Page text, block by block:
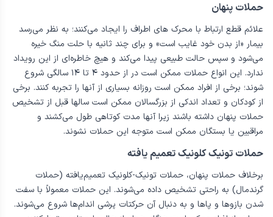
حملات پنهان
علائم قطع ارتباط با محرک های اطراف را ایجاد می‌کنند؛ به نظر می‌رسد
بیمار «از بدن خود غایب است» و برای چند ثانیه با حلت منگ خیره
می‌شود و سپس حالت طبیعی پیدا می‌کند و هیچ خاطره‌ای از این رویداد
ندارد. این انواع حملات ممکن است در از حدود ۴ تا ۱۴ سالگی شروع
شوند؛ برخی از افراد ممکن است روزانه بسیاری از آنها را تجربه کنند. برخی
از کودکان و تعداد اندکی از بزرگسالان ممکن است سالها قبل از تشخیص
حملات پنهان داشته باشند زیرا آنها مدت کوتاهی طول می‌کشند و
مراقبین یا بستگان ممکن است متوجه این حملات نشوند.
حملات تونیک کلونیک تعمیم یافته
برخلاف حملات پنهان، حملات تونیک-کلونیک تعمیم‌یافته ‌(حملات
گرندمال) به راحتی تشخیص داده می‌شوند. این حملات معمولاً با سفت
شدن بازوها و پاها و به دنبال آن حرکتات پرشی اندام‌ها شروع می‌شوند.